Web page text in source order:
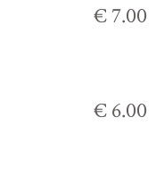
€ 7.00
€ 6.00